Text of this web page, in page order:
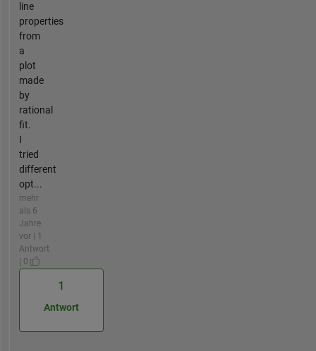
line
properties
from
a
plot
made
by
rational
fit.
I
tried
different
opt...
mehr
als 6
Jahre
vor | 1
Antwort
| 0
1
Antwort